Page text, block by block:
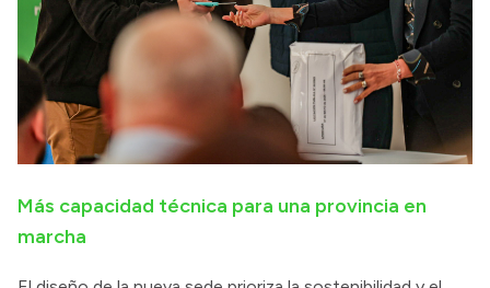
Más capacidad técnica para una provincia en
marcha